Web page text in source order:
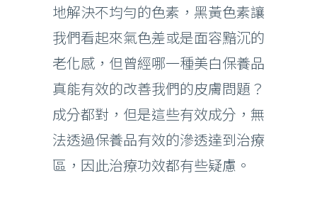
地解決不均勻的色素，黑黃色素讓
我們看起來氣色差或是面容黯沉的
老化感，但曾經哪一種美白保養品
真能有效的改善我們的皮膚問題？
成分都對，但是這些有效成分，無
法透過保養品有效的滲透達到治療
區，因此治療功效都有些疑慮。